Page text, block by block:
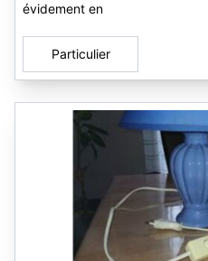
évidement en
Particulier